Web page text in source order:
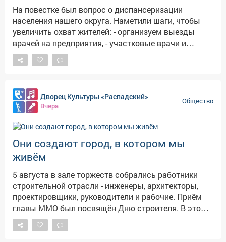
На повестке был вопрос о диспансеризации
населения нашего округа. Наметили шаги, чтобы
увеличить охват жителей: - организуем выезды
врачей на предприятия, - участковые врачи и
медсёстры усилят разъяснительную работу, -
каждому, кто пришёл на плановый приём,
или запишут на удобное время. Польза от такой
диагностики огромная: можно вовремя заметить
болезнь, держать под контролем хронику и не
допускать осложнений. По сути - реальный вклад в
ваше здоровье. Продолжим помогать больнице с
решением организационных вопросов, чтобы
обследований стало больше.
Дворец Культуры «Распадский»
Вчера
Общество
Они создают город, в котором мы
живём
5 августа в зале торжеств собрались работники
строительной отрасли - инженеры, архитекторы,
проектировщики, руководители и рабочие. Приём
главы ММО был посвящён Дню строителя. В этом
году профессиональному празднику исполняется
70 лет. И наш Междуреченск, который в прошлом